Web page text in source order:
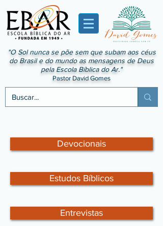
"O Sol nunca se põe sem que subam aos céus
do Brasil e do mundo as mensagens de Deus
pela Escola Bíblica do Ar."
Pastor David Gomes
Devocionais
Estudos Bíblicos
Entrevistas